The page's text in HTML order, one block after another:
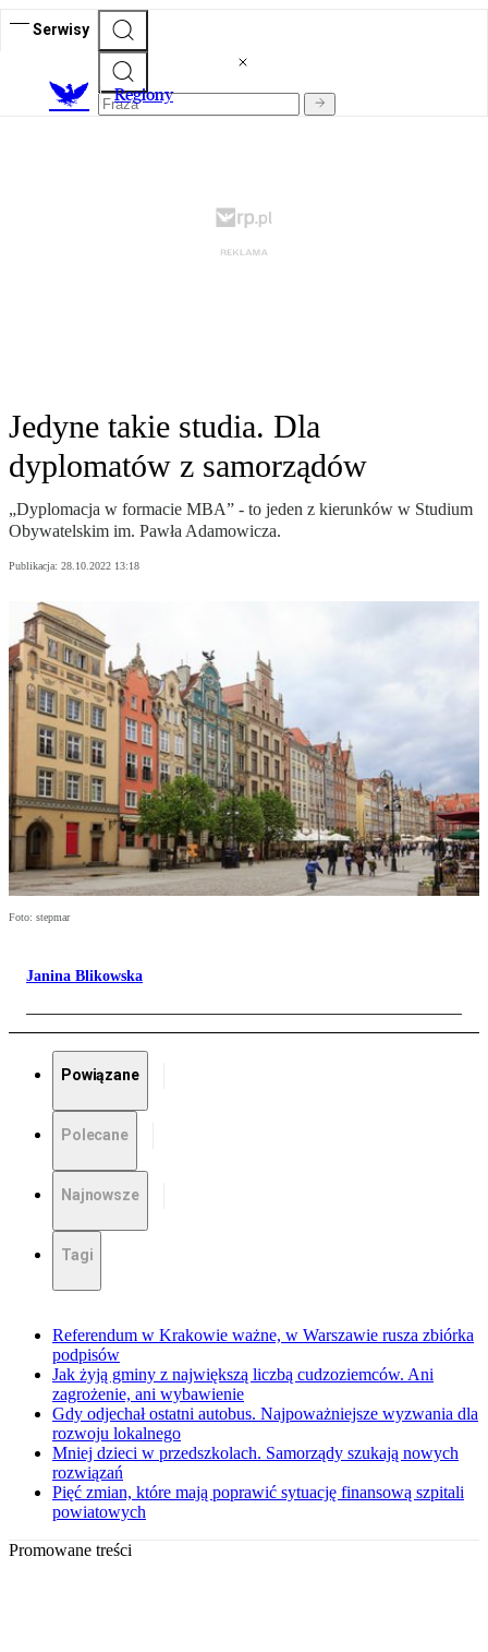
Serwisy
Regiony
Jedyne takie studia. Dla
dyplomatów z samorządów
„Dyplomacja w formacie MBA” - to jeden z kierunków w Studium
Obywatelskim im. Pawła Adamowicza.
Publikacja: 28.10.2022 13:18
Foto: stepmar
Janina Blikowska
Powiązane
Polecane
Najnowsze
Tagi
Referendum w Krakowie ważne, w Warszawie rusza zbiórka
podpisów
Jak żyją gminy z największą liczbą cudzoziemców. Ani
zagrożenie, ani wybawienie
Gdy odjechał ostatni autobus. Najpoważniejsze wyzwania dla
rozwoju lokalnego
Mniej dzieci w przedszkolach. Samorządy szukają nowych
rozwiązań
Pięć zmian, które mają poprawić sytuację finansową szpitali
powiatowych
Promowane treści